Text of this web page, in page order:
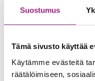
Suostumus
Tämä sivusto käyttää
Käytämme evästeitä
räätälöimiseen,
Osallistu